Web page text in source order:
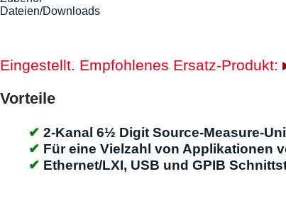
Dateien/Downloads
Eingestellt. Empfohlenes Ersatz-Produkt:
Vorteile
2-Kanal 6½ Digit Source-Measure-
Für eine Vielzahl von Applikationen
Ethernet/LXI, USB und GPIB